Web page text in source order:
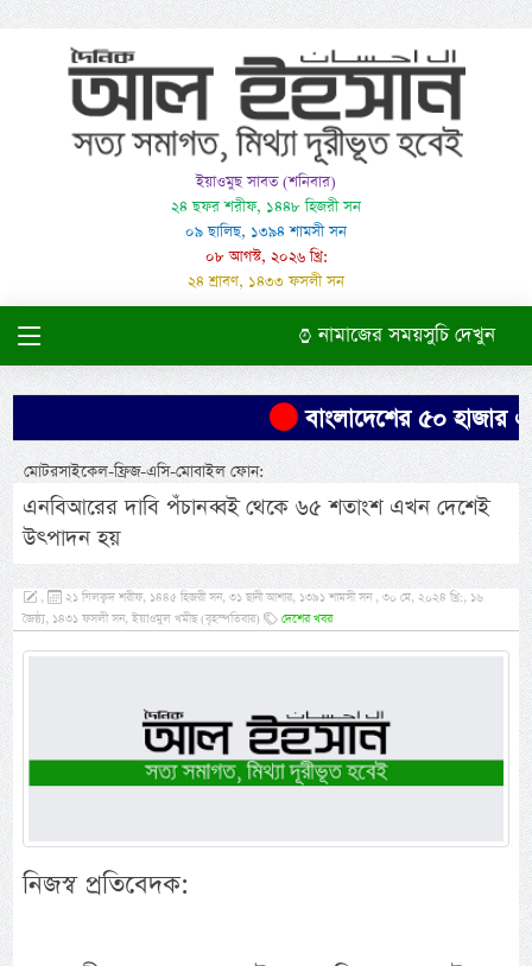
ইয়াওমুছ সাবত (শনিবার)
২৪ ছফর শরীফ, ১৪৪৮ হিজরী সন
০৯ ছালিছ, ১৩৯৪ শামসী সন
০৮ আগস্ট, ২০২৬ খ্রি:
২৪ শ্রাবণ, ১৪৩৩ ফসলী সন
নামাজের সময়সুচি দেখুন
বাংলাদেশের ৫০ হাজার
মোটরসাইকেল-ফ্রিজ-এসি-মোবাইল ফোন:
এনবিআরের দাবি পঁচানব্বই থেকে ৬৫ শতাংশ এখন দেশেই
উৎপাদন হয়
,
২১ যিলক্বদ শরীফ, ১৪৪৫ হিজরী সন, ৩১ ছানী আশার, ১৩৯১ শামসী সন , ৩০ মে, ২০২৪ খ্রি:, ১৬
জৈষ্ঠ্য, ১৪৩১ ফসলী সন, ইয়াওমুল খমীছ (বৃহস্পতিবার)
দেশের খবর
নিজস্ব প্রতিবেদক: